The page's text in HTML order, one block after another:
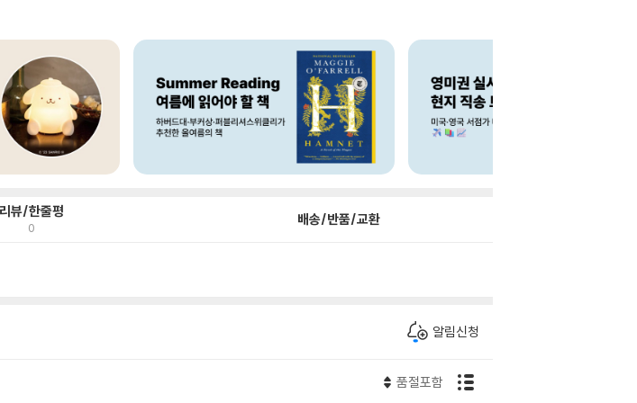
리뷰/한줄평
0 배송/반품/교환
알림신청
품절포함